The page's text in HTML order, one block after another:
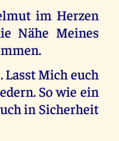
im Herzen
Nähe Meines
Mich euch
So wie ein
in Sicherheit